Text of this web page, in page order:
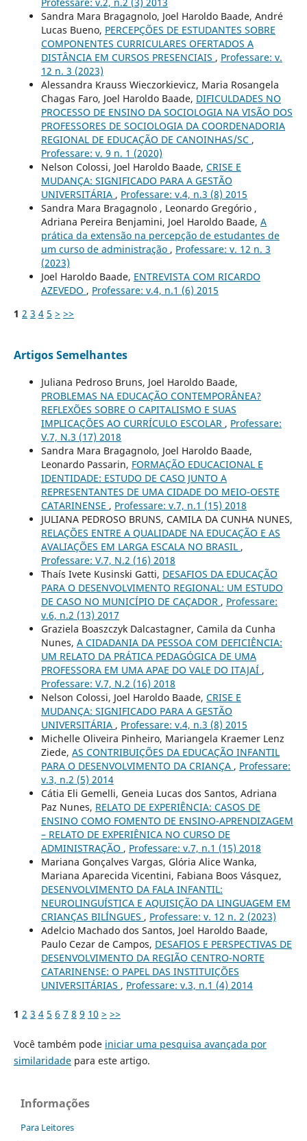
Professare: v.2, n.2 (3) 2013
Sandra Mara Bragagnolo, Joel Haroldo Baade, André
Lucas Bueno, PERCEPÇÕES DE ESTUDANTES SOBRE
COMPONENTES CURRICULARES OFERTADOS A
DISTÂNCIA EM CURSOS PRESENCIAIS , Professare: v.
12 n. 3 (2023)
Alessandra Krauss Wieczorkievicz, Maria Rosangela
Chagas Faro, Joel Haroldo Baade, DIFICULDADES NO
PROCESSO DE ENSINO DA SOCIOLOGIA NA VISÃO DOS
PROFESSORES DE SOCIOLOGIA DA COORDENADORIA
REGIONAL DE EDUCAÇÃO DE CANOINHAS/SC ,
Professare: v. 9 n. 1 (2020)
Nelson Colossi, Joel Haroldo Baade, CRISE E
MUDANÇA: SIGNIFICADO PARA A GESTÃO
UNIVERSITÁRIA , Professare: v.4, n.3 (8) 2015
Sandra Mara Bragagnolo , Leonardo Gregório ,
Adriana Pereira Benjamini, Joel Haroldo Baade, A
prática da extensão na percepção de estudantes de
um curso de administração , Professare: v. 12 n. 3
(2023)
Joel Haroldo Baade, ENTREVISTA COM RICARDO
AZEVEDO , Professare: v.4, n.1 (6) 2015
1 2 3 4 5 > >>
Artigos Semelhantes
Juliana Pedroso Bruns, Joel Haroldo Baade,
PROBLEMAS NA EDUCAÇÃO CONTEMPORÂNEA?
REFLEXÕES SOBRE O CAPITALISMO E SUAS
IMPLICAÇÕES AO CURRÍCULO ESCOLAR , Professare:
V.7, N.3 (17) 2018
Sandra Mara Bragagnolo, Joel Haroldo Baade,
Leonardo Passarin, FORMAÇÃO EDUCACIONAL E
IDENTIDADE: ESTUDO DE CASO JUNTO A
REPRESENTANTES DE UMA CIDADE DO MEIO-OESTE
CATARINENSE , Professare: v.7, n.1 (15) 2018
JULIANA PEDROSO BRUNS, CAMILA DA CUNHA NUNES,
RELAÇÕES ENTRE A QUALIDADE NA EDUCAÇÃO E AS
AVALIAÇÕES EM LARGA ESCALA NO BRASIL ,
Professare: V.7, N.2 (16) 2018
Thaís Ivete Kusinski Gatti, DESAFIOS DA EDUCAÇÃO
PARA O DESENVOLVIMENTO REGIONAL: UM ESTUDO
DE CASO NO MUNICÍPIO DE CAÇADOR , Professare:
v.6, n.2 (13) 2017
Graziela Boaszczyk Dalcastagner, Camila da Cunha
Nunes, A CIDADANIA DA PESSOA COM DEFICIÊNCIA:
UM RELATO DA PRÁTICA PEDAGÓGICA DE UMA
PROFESSORA EM UMA APAE DO VALE DO ITAJAÍ ,
Professare: V.7, N.2 (16) 2018
Nelson Colossi, Joel Haroldo Baade, CRISE E
MUDANÇA: SIGNIFICADO PARA A GESTÃO
UNIVERSITÁRIA , Professare: v.4, n.3 (8) 2015
Michelle Oliveira Pinheiro, Mariangela Kraemer Lenz
Ziede, AS CONTRIBUIÇÕES DA EDUCAÇÃO INFANTIL
PARA O DESENVOLVIMENTO DA CRIANÇA , Professare:
v.3, n.2 (5) 2014
Cátia Eli Gemelli, Geneia Lucas dos Santos, Adriana
Paz Nunes, RELATO DE EXPERIÊNCIA: CASOS DE
ENSINO COMO FOMENTO DE ENSINO-APRENDIZAGEM
– RELATO DE EXPERIÊNICA NO CURSO DE
ADMINISTRAÇÃO , Professare: v.7, n.1 (15) 2018
Mariana Gonçalves Vargas, Glória Alice Wanka,
Mariana Aparecida Vicentini, Fabiana Boos Vásquez,
DESENVOLVIMENTO DA FALA INFANTIL:
NEUROLINGUÍSTICA E AQUISIÇÃO DA LINGUAGEM EM
CRIANÇAS BILÍNGUES , Professare: v. 12 n. 2 (2023)
Adelcio Machado dos Santos, Joel Haroldo Baade,
Paulo Cezar de Campos, DESAFIOS E PERSPECTIVAS DE
DESENVOLVIMENTO DA REGIÃO CENTRO-NORTE
CATARINENSE: O PAPEL DAS INSTITUIÇÕES
UNIVERSITÁRIAS , Professare: v.3, n.1 (4) 2014
1 2 3 4 5 6 7 8 9 10 > >>
Você também pode iniciar uma pesquisa avançada por
similaridadepara este artigo.
Informações
Para Leitores